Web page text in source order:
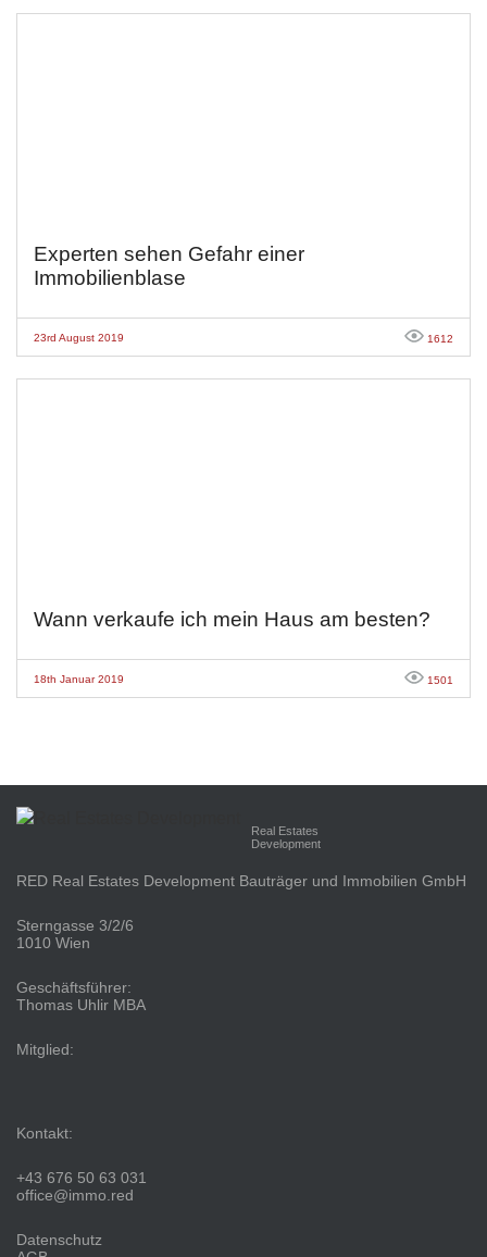
Experten sehen Gefahr einer
Immobilienblase
23rd August 2019 1612
Wann verkaufe ich mein Haus am besten?
18th Januar 2019 1501
Real Estates
Development
RED Real Estates Development Bauträger und Immobilien GmbH
Sterngasse 3/2/6
1010 Wien
Geschäftsführer:
Thomas Uhlir MBA
Mitglied:
Kontakt:
+43 676 50 63 031
office@immo.red
Datenschutz